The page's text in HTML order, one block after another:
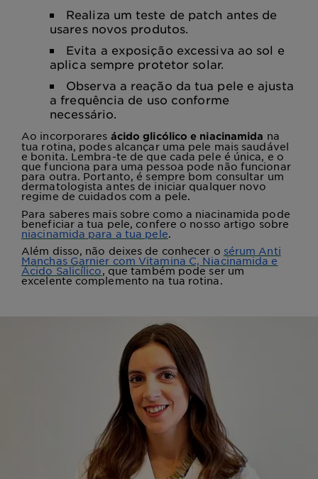
Realiza um teste de patch antes de
usares novos produtos.
Evita a exposição excessiva ao sol e
aplica sempre protetor solar.
Observa a reação da tua pele e ajusta
a frequência de uso conforme
necessário.
Ao incorporares ácido glicólico e niacinamida na
tua rotina, podes alcançar uma pele mais saudável
e bonita. Lembra-te de que cada pele é única, e o
que funciona para uma pessoa pode não funcionar
para outra. Portanto, é sempre bom consultar um
dermatologista antes de iniciar qualquer novo
regime de cuidados com a pele.
Para saberes mais sobre como a niacinamida pode
beneficiar a tua pele, confere o nosso artigo sobre
niacinamida para a tua pele.
Além disso, não deixes de conhecer o sérum Anti
Manchas Garnier com Vitamina C, Niacinamida e
Ácido Salicílico, que também pode ser um
excelente complemento na tua rotina.